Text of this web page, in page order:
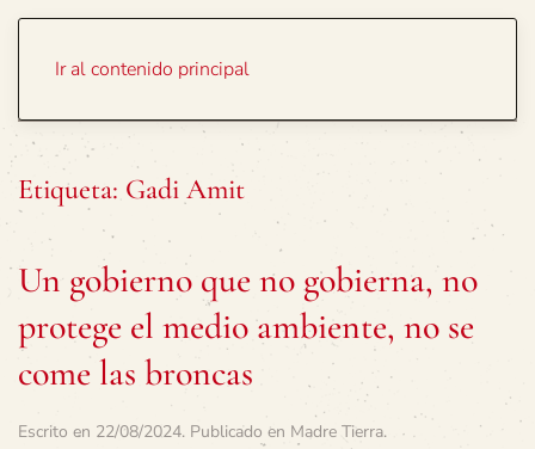
Ir al contenido principal
Etiqueta: Gadi Amit
Un gobierno que no gobierna, no
protege el medio ambiente, no se
come las broncas
Escrito en 22/08/2024. Publicado en Madre Tierra.